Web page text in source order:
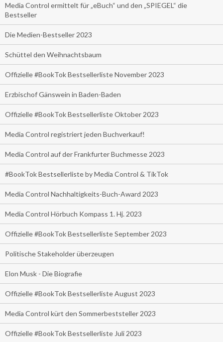
Media Control ermittelt für „eBuch“ und den „SPIEGEL“ die
Bestseller
Die Medien-Bestseller 2023
Schüttel den Weihnachtsbaum
Offizielle #BookTok Bestsellerliste November 2023
Erzbischof Gänswein in Baden-Baden
Offizielle #BookTok Bestsellerliste Oktober 2023
Media Control registriert jeden Buchverkauf!
Media Control auf der Frankfurter Buchmesse 2023
#BookTok Bestsellerliste by Media Control & TikTok
Media Control Nachhaltigkeits-Buch-Award 2023
Media Control Hörbuch Kompass 1. Hj. 2023
Offizielle #BookTok Bestsellerliste September 2023
Politische Stakeholder überzeugen
Elon Musk - Die Biografie
Offizielle #BookTok Bestsellerliste August 2023
Media Control kürt den Sommerbeststeller 2023
Offizielle #BookTok Bestsellerliste Juli 2023